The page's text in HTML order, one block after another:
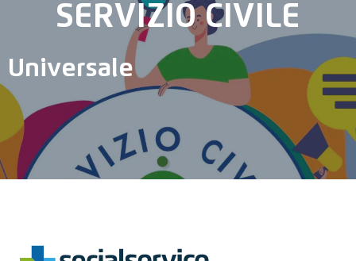
SERVIZIO CIVILE
Universale